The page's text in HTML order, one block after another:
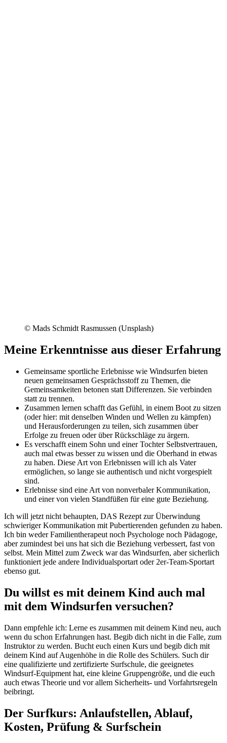
© Mads Schmidt Rasmussen (Unsplash)
Meine Erkenntnisse aus dieser Erfahrung
Gemeinsame sportliche Erlebnisse wie Windsurfen bieten
neuen gemeinsamen Gesprächsstoff zu Themen, die
Gemeinsamkeiten betonen statt Differenzen. Sie verbinden
statt zu trennen.
Zusammen lernen schafft das Gefühl, in einem Boot zu sitzen
(oder hier: mit denselben Winden und Wellen zu kämpfen)
und Herausforderungen zu teilen, sich zusammen über
Erfolge zu freuen oder über Rückschläge zu ärgern.
Es verschafft einem Sohn und einer Tochter Selbstvertrauen,
auch mal etwas besser zu wissen und die Oberhand in etwas
zu haben. Diese Art von Erlebnissen will ich als Vater
ermöglichen, so lange sie authentisch und nicht vorgespielt
sind.
Erlebnisse sind eine Art von nonverbaler Kommunikation,
und einer von vielen Standfüßen für eine gute Beziehung.
Ich will jetzt nicht behaupten, DAS Rezept zur Überwindung
schwieriger Kommunikation mit Pubertierenden gefunden zu haben.
Ich bin weder Familientherapeut noch Psychologe noch Pädagoge,
aber zumindest bei uns hat sich die Beziehung verbessert, fast von
selbst. Mein Mittel zum Zweck war das Windsurfen, aber sicherlich
funktioniert jede andere Individualsportart oder 2er-Team-Sportart
ebenso gut.
Du willst es mit deinem Kind auch mal
mit dem Windsurfen versuchen?
Dann empfehle ich: Lerne es zusammen mit deinem Kind neu, auch
wenn du schon Erfahrungen hast. Begib dich nicht in die Falle, zum
Instruktor zu werden. Bucht euch einen Kurs und begib dich mit
deinem Kind auf Augenhöhe in die Rolle des Schülers. Such dir
eine qualifizierte und zertifizierte Surfschule, die geeignetes
Windsurf-Equipment hat, eine kleine Gruppengröße, und die euch
auch etwas Theorie und vor allem Sicherheits- und Vorfahrtsregeln
beibringt.
Der Surfkurs: Anlaufstellen, Ablauf,
Kosten, Prüfung & Surfschein